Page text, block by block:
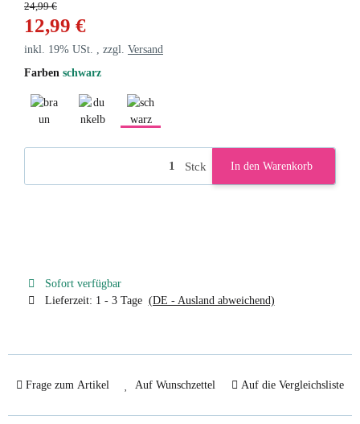
24,99 €
12,99 €
inkl. 19% USt. , zzgl. Versand
Farben schwarz
Stck In den Warenkorb
Sofort verfügbar
Lieferzeit: 1 - 3 Tage (DE - Ausland abweichend)
Frage zum Artikel Auf Wunschzettel Auf die Vergleichsliste